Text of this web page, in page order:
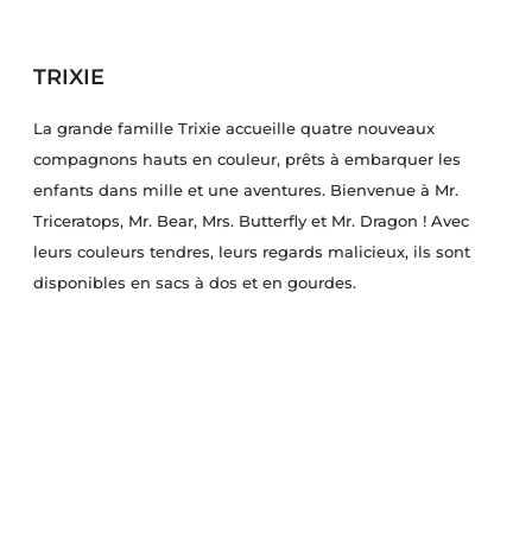
TRIXIE
La grande famille Trixie accueille quatre nouveaux
compagnons hauts en couleur, prêts à embarquer les
enfants dans mille et une aventures. Bienvenue à Mr.
Triceratops, Mr. Bear, Mrs. Butterfly et Mr. Dragon ! Avec
leurs couleurs tendres, leurs regards malicieux, ils sont
disponibles en sacs à dos et en gourdes.